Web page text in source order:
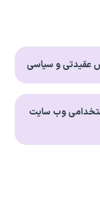
عقیدتی و سیاسی
وب سایت